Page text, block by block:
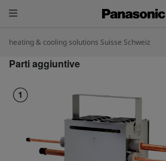
heating & cooling solutions Suisse Schweiz
Parti aggiuntive